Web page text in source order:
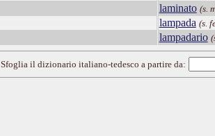
laminato (s.
lampada (s.
lampadario
Sfoglia il dizionario italiano-tedesco a partire da: